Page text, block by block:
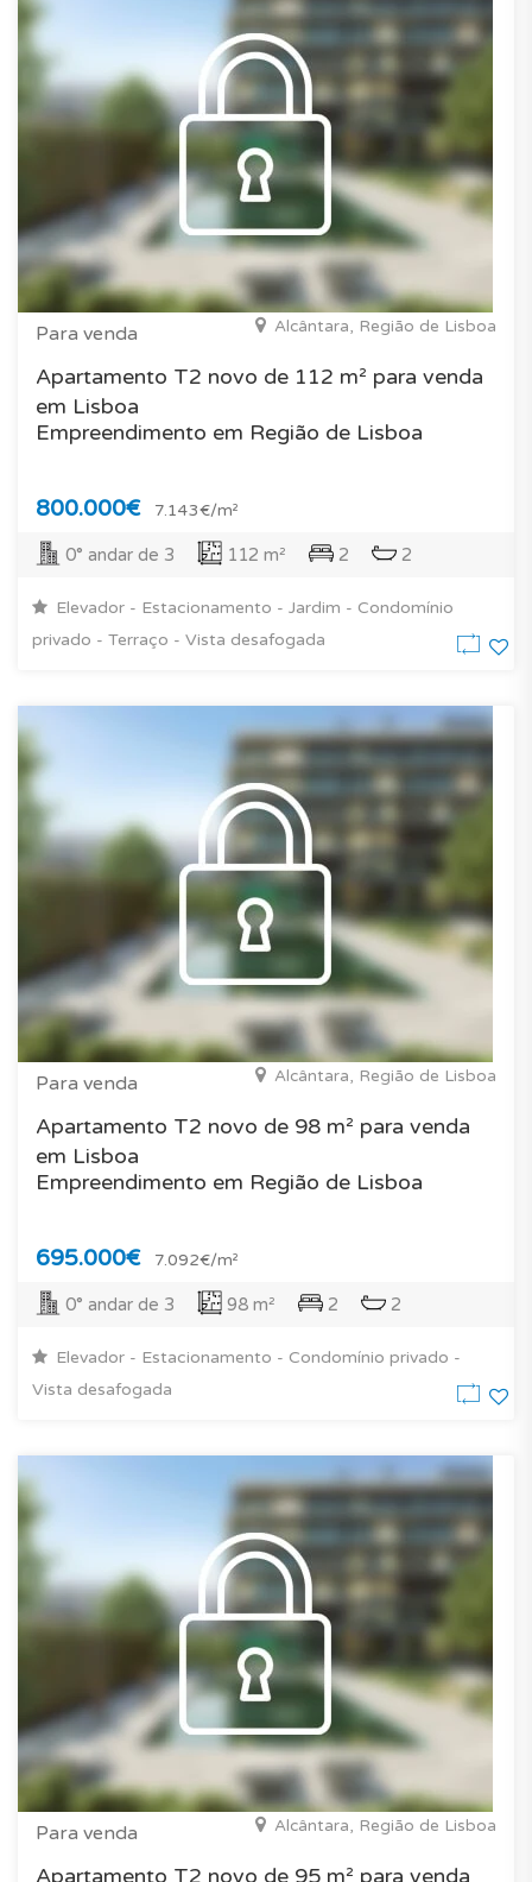
Para venda Alcântara, Região de Lisboa
Apartamento T2 novo de 112 m² para venda
em Lisboa
Empreendimento em Região de Lisboa
800.000€ 7.143€/m²
0° andar de 3 112 m² 2 2
Elevador - Estacionamento - Jardim - Condomínio
privado - Terraço - Vista desafogada
Para venda Alcântara, Região de Lisboa
Apartamento T2 novo de 98 m² para venda
em Lisboa
Empreendimento em Região de Lisboa
695.000€ 7.092€/m²
0° andar de 3 98 m² 2 2
Elevador - Estacionamento - Condomínio privado -
Vista desafogada
Para venda Alcântara, Região de Lisboa
Apartamento T2 novo de 95 m² para venda